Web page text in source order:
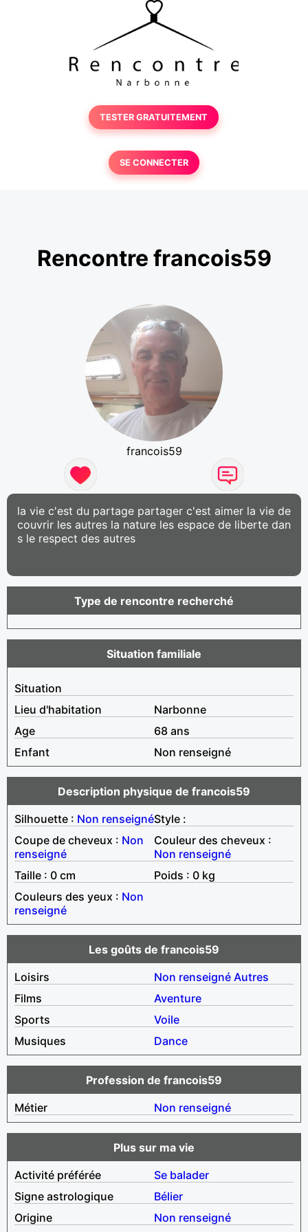
TESTER GRATUITEMENT
SE CONNECTER
Rencontre francois59
francois59
la vie c'est du partage partager c'est aimer la vie de
couvrir les autres la nature les espace de liberte dan
s le respect des autres
Type de rencontre recherché
Situation familiale
Situation
Lieu d'habitation
Narbonne
Age
68 ans
Enfant
Non renseigné
Description physique de francois59
Silhouette : Non renseignéStyle :
Coupe de cheveux : Non
renseigné
Couleur des cheveux :
Non renseigné
Taille : 0 cm
Poids : 0 kg
Couleurs des yeux : Non
renseigné
Les goûts de francois59
Loisirs
Non renseigné Autres
Films
Aventure
Sports
Voile
Musiques
Dance
Profession de francois59
Métier
Non renseigné
Plus sur ma vie
Activité préférée
Se balader
Signe astrologique
Bélier
Origine
Non renseigné